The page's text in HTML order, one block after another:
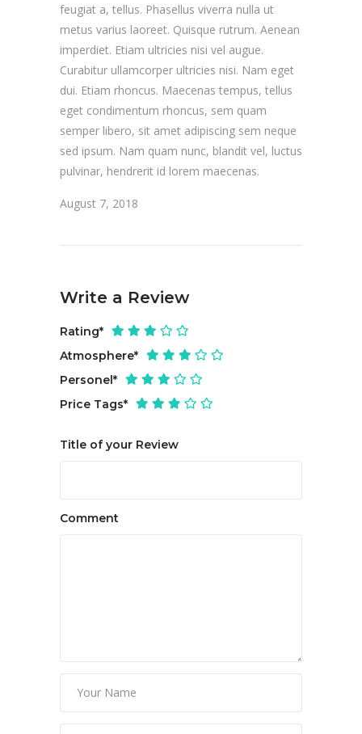
feugiat a, tellus. Phasellus viverra nulla ut
metus varius laoreet. Quisque rutrum. Aenean
imperdiet. Etiam ultricies nisi vel augue.
Curabitur ullamcorper ultricies nisi. Nam eget
dui. Etiam rhoncus. Maecenas tempus, tellus
eget condimentum rhoncus, sem quam
semper libero, sit amet adipiscing sem neque
sed ipsum. Nam quam nunc, blandit vel, luctus
pulvinar, hendrerit id lorem maecenas.
August 7, 2018
Write a Review
Rating*
Atmosphere*
Personel*
Price Tags*
Title of your Review
Comment